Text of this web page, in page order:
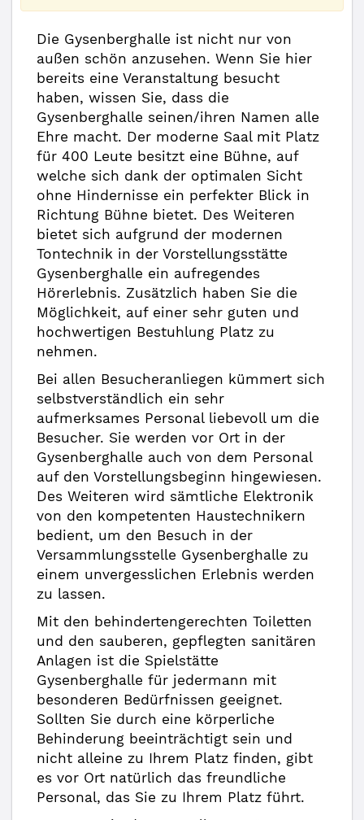
Die Gysenberghalle ist nicht nur von
außen schön anzusehen. Wenn Sie hier
bereits eine Veranstaltung besucht
haben, wissen Sie, dass die
Gysenberghalle seinen/ihren Namen alle
Ehre macht. Der moderne Saal mit Platz
für 400 Leute besitzt eine Bühne, auf
welche sich dank der optimalen Sicht
ohne Hindernisse ein perfekter Blick in
Richtung Bühne bietet. Des Weiteren
bietet sich aufgrund der modernen
Tontechnik in der Vorstellungsstätte
Gysenberghalle ein aufregendes
Hörerlebnis. Zusätzlich haben Sie die
Möglichkeit, auf einer sehr guten und
hochwertigen Bestuhlung Platz zu
nehmen.
Bei allen Besucheranliegen kümmert sich
selbstverständlich ein sehr
aufmerksames Personal liebevoll um die
Besucher. Sie werden vor Ort in der
Gysenberghalle auch von dem Personal
auf den Vorstellungsbeginn hingewiesen.
Des Weiteren wird sämtliche Elektronik
von den kompetenten Haustechnikern
bedient, um den Besuch in der
Versammlungsstelle Gysenberghalle zu
einem unvergesslichen Erlebnis werden
zu lassen.
Mit den behindertengerechten Toiletten
und den sauberen, gepflegten sanitären
Anlagen ist die Spielstätte
Gysenberghalle für jedermann mit
besonderen Bedürfnissen geeignet.
Sollten Sie durch eine körperliche
Behinderung beeinträchtigt sein und
nicht alleine zu Ihrem Platz finden, gibt
es vor Ort natürlich das freundliche
Personal, das Sie zu Ihrem Platz führt.